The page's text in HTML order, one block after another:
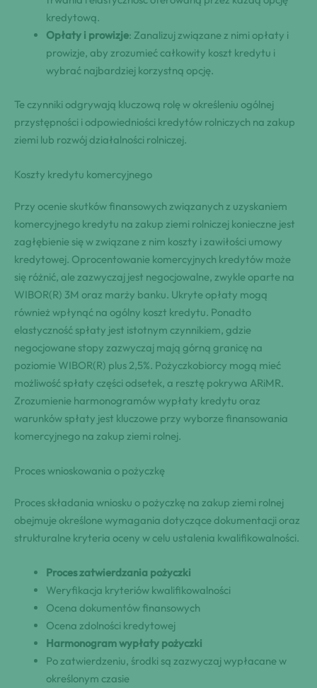
kredytową.
Opłaty i prowizje: Zanalizuj związane z nimi opłaty i
prowizje, aby zrozumieć całkowity koszt kredytu i
wybrać najbardziej korzystną opcję.
Te czynniki odgrywają kluczową rolę w określeniu ogólnej
przystępności i odpowiedniości kredytów rolniczych na zakup
ziemi lub rozwój działalności rolniczej.
Koszty kredytu komercyjnego
Przy ocenie skutków finansowych związanych z uzyskaniem
komercyjnego kredytu na zakup ziemi rolniczej konieczne jest
zagłębienie się w związane z nim koszty i zawiłości umowy
kredytowej. Oprocentowanie komercyjnych kredytów może
się różnić, ale zazwyczaj jest negocjowalne, zwykle oparte na
WIBOR(R) 3M oraz marży banku. Ukryte opłaty mogą
również wpłynąć na ogólny koszt kredytu. Ponadto
elastyczność spłaty jest istotnym czynnikiem, gdzie
negocjowane stopy zazwyczaj mają górną granicę na
poziomie WIBOR(R) plus 2,5%. Pożyczkobiorcy mogą mieć
możliwość spłaty części odsetek, a resztę pokrywa ARiMR.
Zrozumienie harmonogramów wypłaty kredytu oraz
warunków spłaty jest kluczowe przy wyborze finansowania
komercyjnego na zakup ziemi rolnej.
Proces wnioskowania o pożyczkę
Proces składania wniosku o pożyczkę na zakup ziemi rolnej
obejmuje określone wymagania dotyczące dokumentacji oraz
strukturalne kryteria oceny w celu ustalenia kwalifikowalności.
Proces zatwierdzania pożyczki
Weryfikacja kryteriów kwalifikowalności
Ocena dokumentów finansowych
Ocena zdolności kredytowej
Harmonogram wypłaty pożyczki
Po zatwierdzeniu, środki są zazwyczaj wypłacane w
określonym czasie